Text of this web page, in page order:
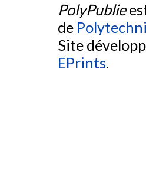
PolyPublie
de
Site
EPrints.